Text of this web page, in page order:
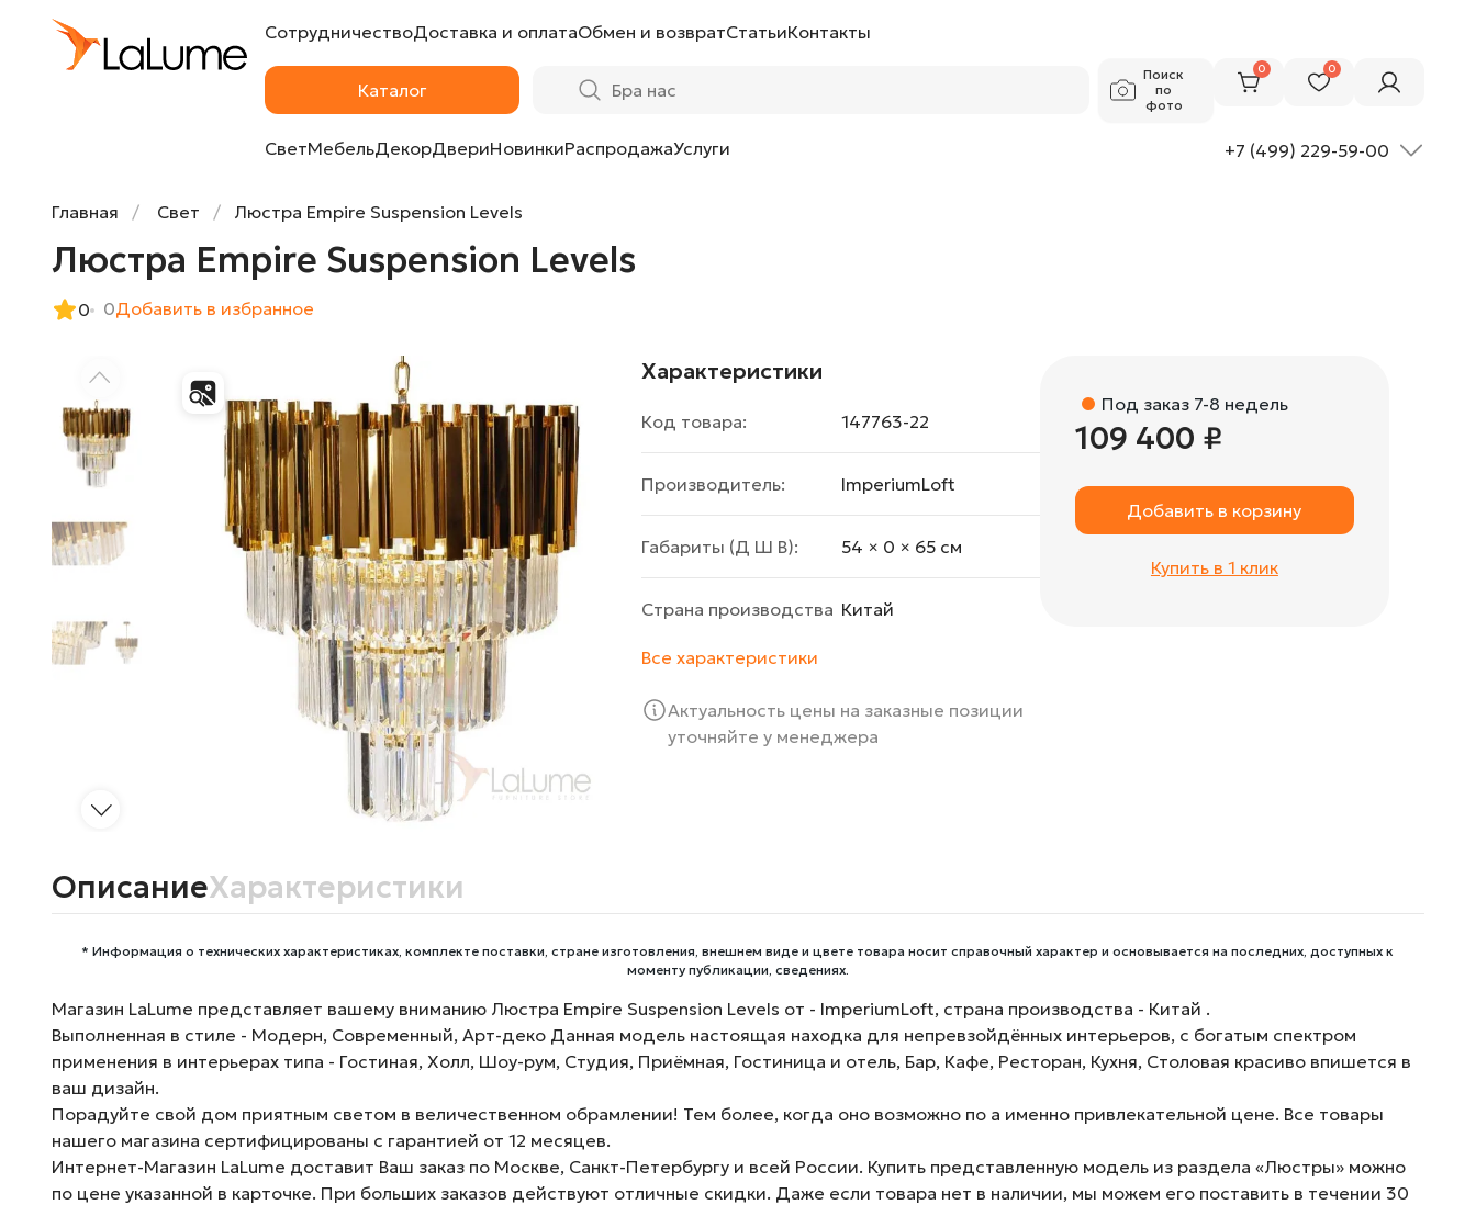
СотрудничествоДоставка и оплатаОбмен и возвратСтатьиКонтакты
Каталог
Поиск
по
фото
0 0
СветМебельДекорДвериНовинкиРаспродажаУслуги +7 (499) 229-59-00
Главная Свет Люстра Empire Suspension Levels
Люстра Empire Suspension Levels
0 0Добавить в избранное
Характеристики
Код товара: 147763-22
Производитель: ImperiumLoft
Габариты (Д Ш В): 54 × 0 × 65 cм
Страна производства Китай
Все характеристики
Актуальность цены на заказные позиции
уточняйте у менеджера
Под заказ 7-8 недель
109 400 ₽
Добавить в корзину
Купить в 1 клик
ОписаниеХарактеристики
* Информация о технических характеристиках, комплекте поставки, стране изготовления, внешнем виде и цвете товара носит справочный характер и основывается на последних, доступных к
моменту публикации, сведениях.
Магазин LaLume представляет вашему вниманию Люстра Empire Suspension Levels от - ImperiumLoft, страна производства - Китай .
Выполненная в стиле - Модерн, Современный, Арт-деко Данная модель настоящая находка для непревзойдённых интерьеров, с богатым спектром
применения в интерьерах типа - Гостиная, Холл, Шоу-рум, Студия, Приёмная, Гостиница и отель, Бар, Кафе, Ресторан, Кухня, Столовая красиво впишется в
ваш дизайн.
Порадуйте свой дом приятным светом в величественном обрамлении! Тем более, когда оно возможно по а именно привлекательной цене. Все товары
нашего магазина сертифицированы с гарантией от 12 месяцев.
Интернет-Магазин LaLume доставит Ваш заказ по Москве, Санкт-Петербургу и всей России. Купить представленную модель из раздела «Люстры» можно
по цене указанной в карточке. При больших заказов действуют отличные скидки. Даже если товара нет в наличии, мы можем его поставить в течении 30
Люстра Empire Suspension Levels